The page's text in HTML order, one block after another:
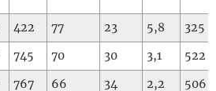
422 77 23 5,8
325
745 70 30 3,1
522
767 66 34 2,2 506